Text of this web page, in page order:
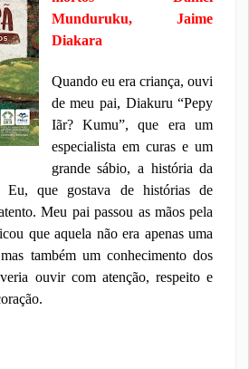
Munduruku, Jaime
Diakara
Quando eu era criança, ouvi
de meu pai, Diakuru “Pepy
Iãr? Kumu”, que era um
especialista em curas e um
grande sábio, a história da
Eu, que gostava de histórias de
Meu pai passou as mãos pela
que aquela não era apenas uma
também um conhecimento dos
ouvir com atenção, respeito e